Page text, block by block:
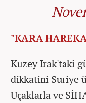
"KARA
Kuzey Irak'taki
dikkatini Suriye
Uçaklarla ve